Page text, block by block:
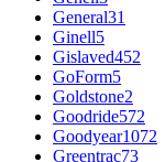
General31
Ginell5
Gislaved452
GoForm5
Goldstone2
Goodride572
Goodyear1072
Greentrac73